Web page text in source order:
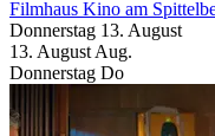
Filmhaus Kino am
Donnerstag 13. August
13. August Aug.
Donnerstag Do